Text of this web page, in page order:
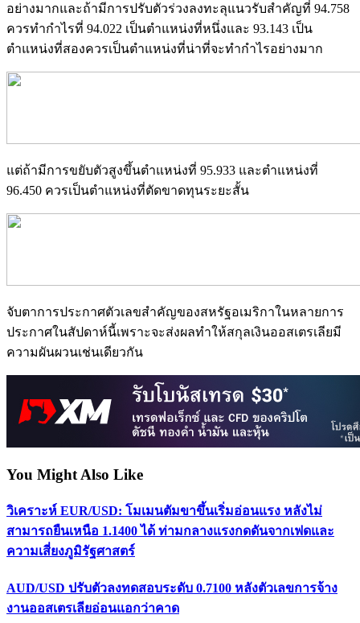
อย่างมากและถ้ามีการปรับตัวร่วงลงทะลุแนวรับสำคัญที่ 94.758
ควรทำกำไรที่ 94.022 เป็นตำแหน่งที่หนึ่งและ 93.143 เป็น
ตำแหน่งที่สองควรเป็นตำแหน่งที่น่าที่จะทำกำไรอย่างมาก
แต่ถ้ามีการขยับตัวสูงขึ้นตำแหน่งที่ 95.933 และตำแหน่งที่
96.450 ควรเป็นตำแหน่งที่ตัดขาดทุนระยะสั้น
จับตาการประกาศตัวเลขสำคัญของสหรัฐอเมริกาในหลายการ
ประกาศในสัปดาห์นี้เพราะจะส่งผลทำให้สกุลเงินออสเตรเลียมี
ความผันผวนเช่นเดียวกัน
You Might Also Like
วิเคราะห์ EUR/USD: โมเมนตัมขาขึ้นเริ่มอ่อนแรง หลังไม่
สามารถยืนเหนือ 1.1400 ได้ ท่ามกลางแรงกดดันจากเฟดและ
ความเสี่ยงภูมิรัฐศาสตร์
AUD/USD ปรับตัวลงทดสอบระดับ 0.7100 หลังตัวเลขการจ้าง
งานออสเตรเลียอ่อนแอกว่าคาด